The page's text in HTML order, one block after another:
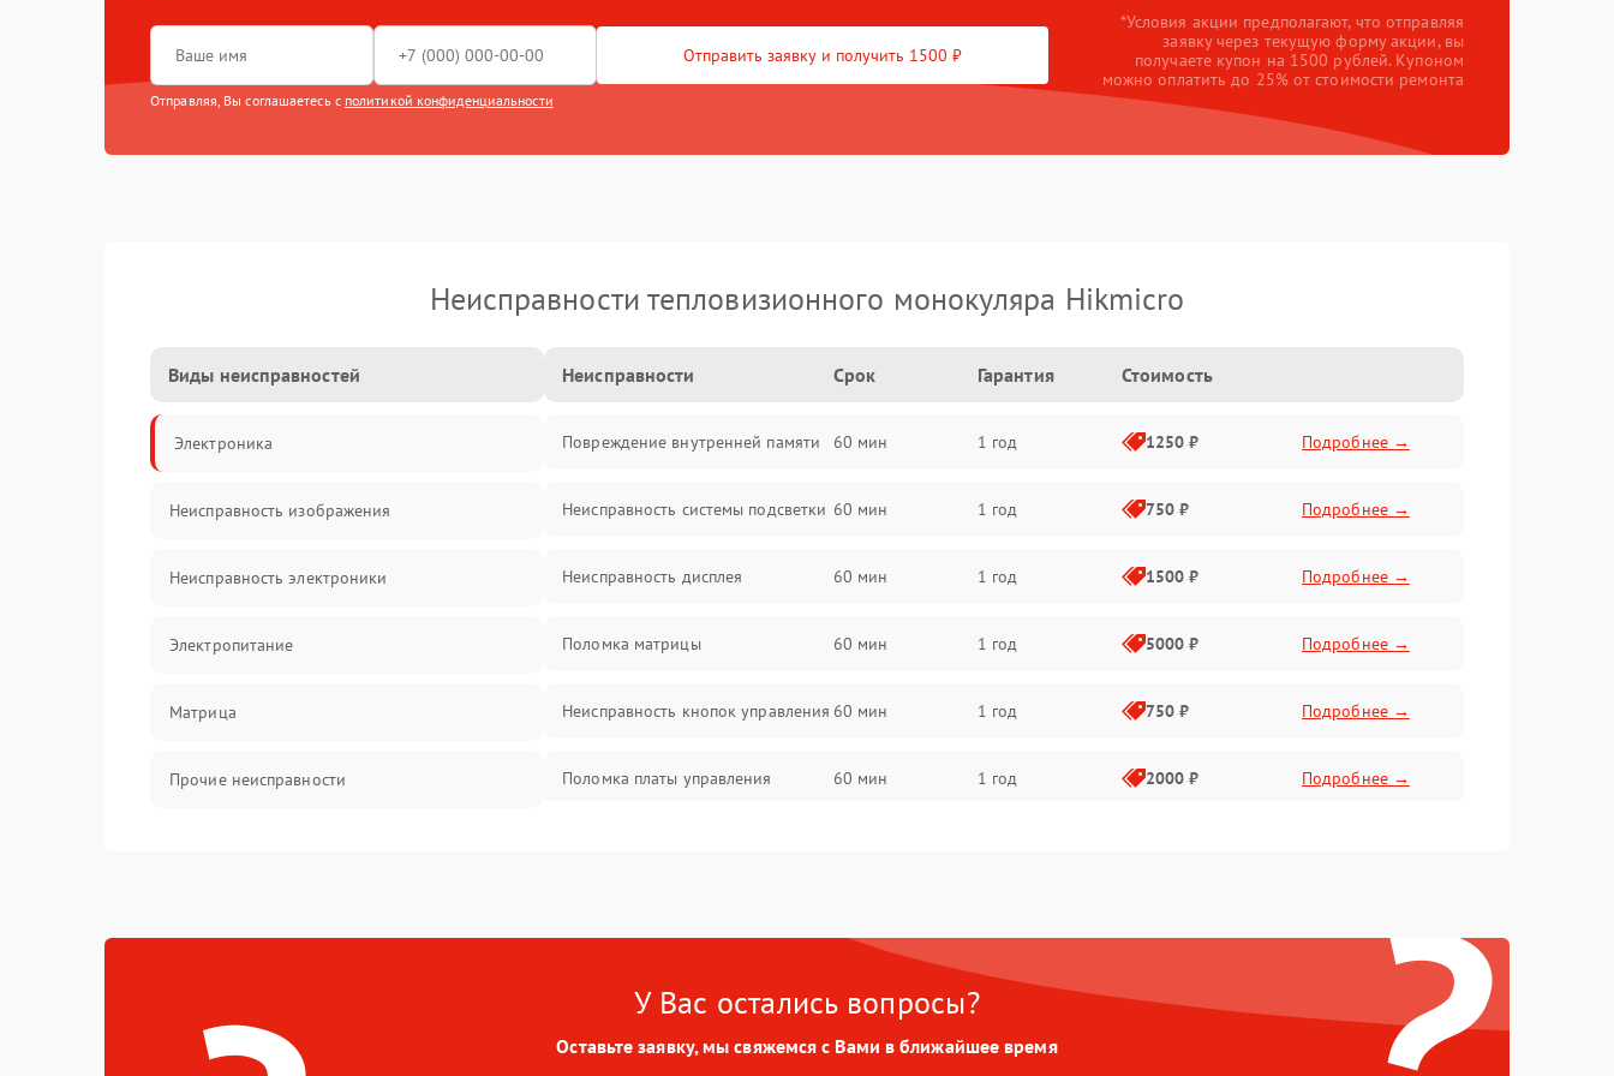
Отправить заявку и получить 1500 ₽
Отправляя, Вы соглашаетесь с политикой конфиденциальности
*Условия акции предполагают, что отправляя
заявку через текущую форму акции, вы
получаете купон на 1500 рублей. Купоном
можно оплатить до 25% от стоимости ремонта
Неисправности тепловизионного монокуляра Hikmicro
Виды неисправностей
Электроника
Неисправность изображения
Неисправность электроники
Электропитание
Матрица
Прочие неисправности
Оптика
Неисправности Срок Гарантия Стоимость
Повреждение внутренней памяти 60 мин 1 год 1250 ₽ Подробнее →
Неисправность системы подсветки 60 мин 1 год 750 ₽ Подробнее →
Неисправность дисплея 60 мин 1 год 1500 ₽ Подробнее →
Поломка матрицы 60 мин 1 год 5000 ₽ Подробнее →
Неисправность кнопок управления 60 мин 1 год 750 ₽ Подробнее →
Поломка платы управления 60 мин 1 год 2000 ₽ Подробнее →
Поломка разъема для зарядки 60 мин 1 год 500 ₽
Подробнее →
У Вас остались вопросы?
Оставьте заявку, мы свяжемся с Вами в ближайшее время